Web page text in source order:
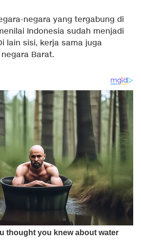
negara yang tergabung di
Indonesia sudah menjadi
lain sisi, kerja sama juga
Barat.